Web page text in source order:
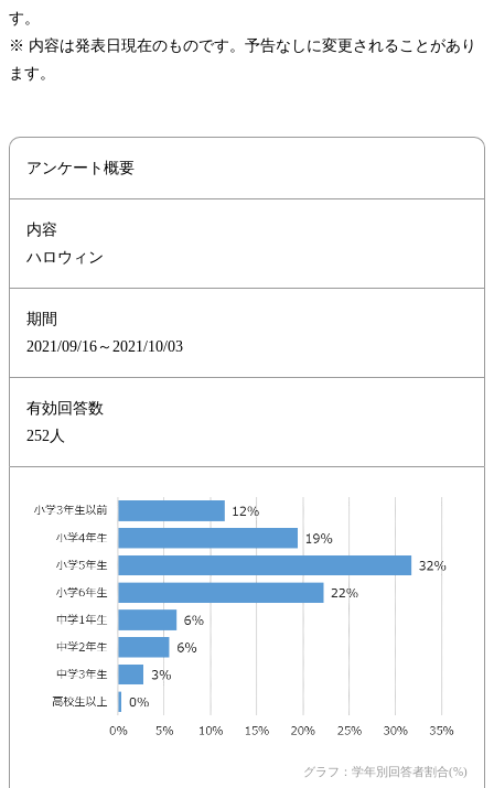
す。
※ 内容は発表日現在のものです。予告なしに変更されることがあり
ます。
アンケート概要
内容
ハロウィン
期間
2021/09/16～2021/10/03
有効回答数
252人
グラフ：学年別回答者割合(%)